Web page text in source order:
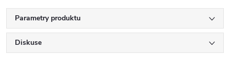
Parametry produktu
Diskuse